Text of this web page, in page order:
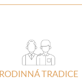
RODINNÁ TRADICE